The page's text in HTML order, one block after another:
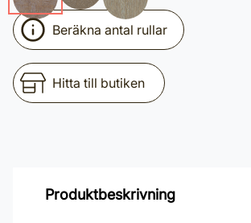
Beräkna antal rullar
Hitta till butiken
Produktbeskrivning